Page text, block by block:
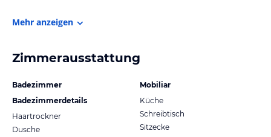
Mehr anzeigen
Zimmerausstattung
Badezimmer
Badezimmerdetails
Haartrockner
Dusche
Mobiliar
Küche
Schreibtisch
Sitzecke